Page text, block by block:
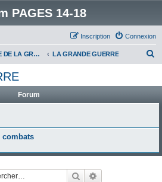
PAGES 14-18
Connexion
Inscription
HISTOIRE DE LA GRANDE GUERRE LA GRANDE GUERRE
h
Forum
combats
Rechercher